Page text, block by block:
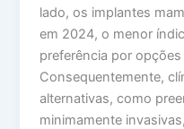
lado, os implantes
em 2024, o menor
preferência por
Consequentemente,
alternativas, como
minimamente